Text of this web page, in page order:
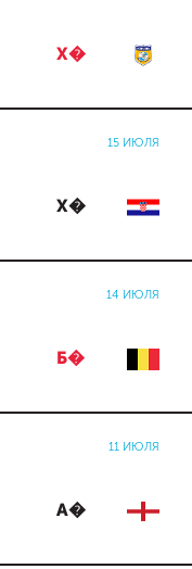
Х�
15 ИЮЛЯ
Х�
14 ИЮЛЯ
Б�
11 ИЮЛЯ
А�